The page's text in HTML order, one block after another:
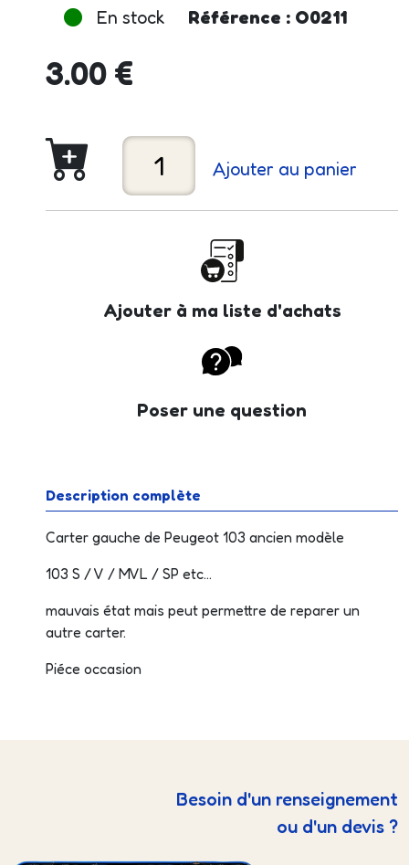
En stock Référence : O0211
3.00 €
Ajouter au panier
Ajouter à ma liste d'achats
Poser une question
Description complète
Carter gauche de Peugeot 103 ancien modèle
103 S / V / MVL / SP etc...
mauvais état mais peut permettre de reparer un
autre carter.
Piéce occasion
Besoin d'un renseignement
ou d'un devis ?